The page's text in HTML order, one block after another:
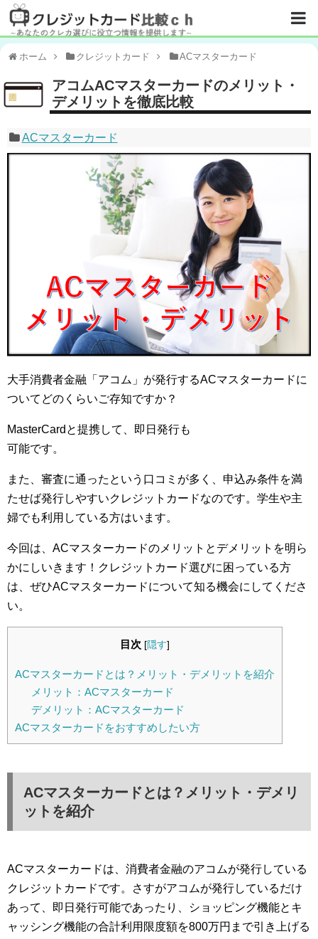
ホーム クレジットカード ACマスターカード
アコムACマスターカードのメリット・
デメリットを徹底比較
ACマスターカード
大手消費者金融「アコム」が発行するACマスターカードに
ついてどのくらいご存知ですか？
MasterCardと提携して、即日発行も
可能です。
また、審査に通ったという口コミが多く、申込み条件を満
たせば発行しやすいクレジットカードなのです。学生や主
婦でも利用している方はいます。
今回は、ACマスターカードのメリットとデメリットを明ら
かにしいきます！クレジットカード選びに困っている方
は、ぜひACマスターカードについて知る機会にしてくださ
い。
目次 [隠す]
ACマスターカードとは？メリット・デメリットを紹介
メリット：ACマスターカード
デメリット：ACマスターカード
ACマスターカードをおすすめしたい方
ACマスターカードとは？メリット・デメリ
ットを紹介
ACマスターカードは、消費者金融のアコムが発行している
クレジットカードです。さすがアコムが発行しているだけ
あって、即日発行可能であったり、ショッピング機能とキ
ャッシング機能の合計利用限度額を800万円まで引き上げる